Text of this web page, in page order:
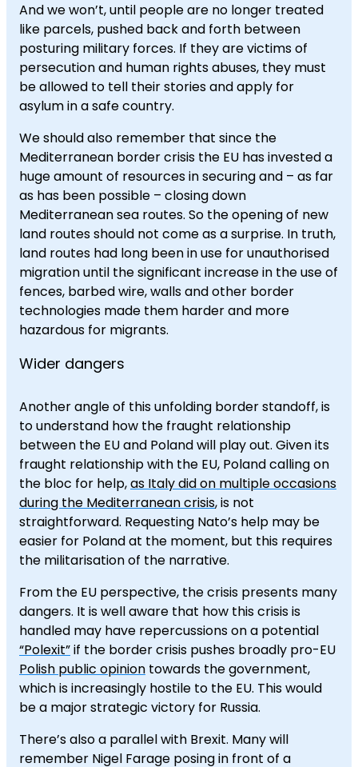
And we won’t, until people are no longer treated
like parcels, pushed back and forth between
posturing military forces. If they are victims of
persecution and human rights abuses, they must
be allowed to tell their stories and apply for
asylum in a safe country.
We should also remember that since the
Mediterranean border crisis the EU has invested a
huge amount of resources in securing and – as far
as has been possible – closing down
Mediterranean sea routes. So the opening of new
land routes should not come as a surprise. In truth,
land routes had long been in use for unauthorised
migration until the significant increase in the use of
fences, barbed wire, walls and other border
technologies made them harder and more
hazardous for migrants.
Wider dangers
Another angle of this unfolding border standoff, is
to understand how the fraught relationship
between the EU and Poland will play out. Given its
fraught relationship with the EU, Poland calling on
the bloc for help,as Italy did on multiple occasions
during the Mediterranean crisis, is not
straightforward. Requesting Nato’s help may be
easier for Poland at the moment, but this requires
the militarisation of the narrative.
From the EU perspective, the crisis presents many
dangers. It is well aware that how this crisis is
handled may have repercussions on a potential
“Polexit”if the border crisis pushes broadly pro-EU
Polish public opinion towards the government,
which is increasingly hostile to the EU. This would
be a major strategic victory for Russia.
There’s also a parallel with Brexit. Many will
remember Nigel Farage posing in front of a